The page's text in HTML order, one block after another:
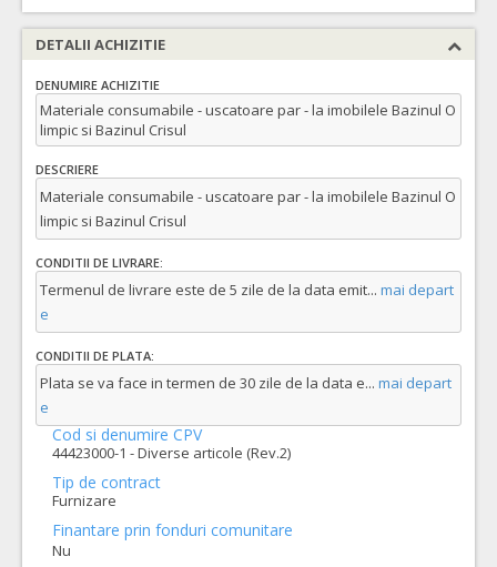
DETALII ACHIZITIE
DENUMIRE ACHIZITIE
Materiale consumabile - uscatoare par - la imobilele Bazinul O
limpic si Bazinul Crisul
DESCRIERE
Materiale consumabile - uscatoare par - la imobilele Bazinul O
limpic si Bazinul Crisul
CONDITII DE LIVRARE:
Termenul de livrare este de 5 zile de la data emit... mai depart
e
CONDITII DE PLATA:
Plata se va face in termen de 30 zile de la data e... mai depart
e
Cod si denumire CPV
44423000-1 - Diverse articole (Rev.2)
Tip de contract
Furnizare
Finantare prin fonduri comunitare
Nu